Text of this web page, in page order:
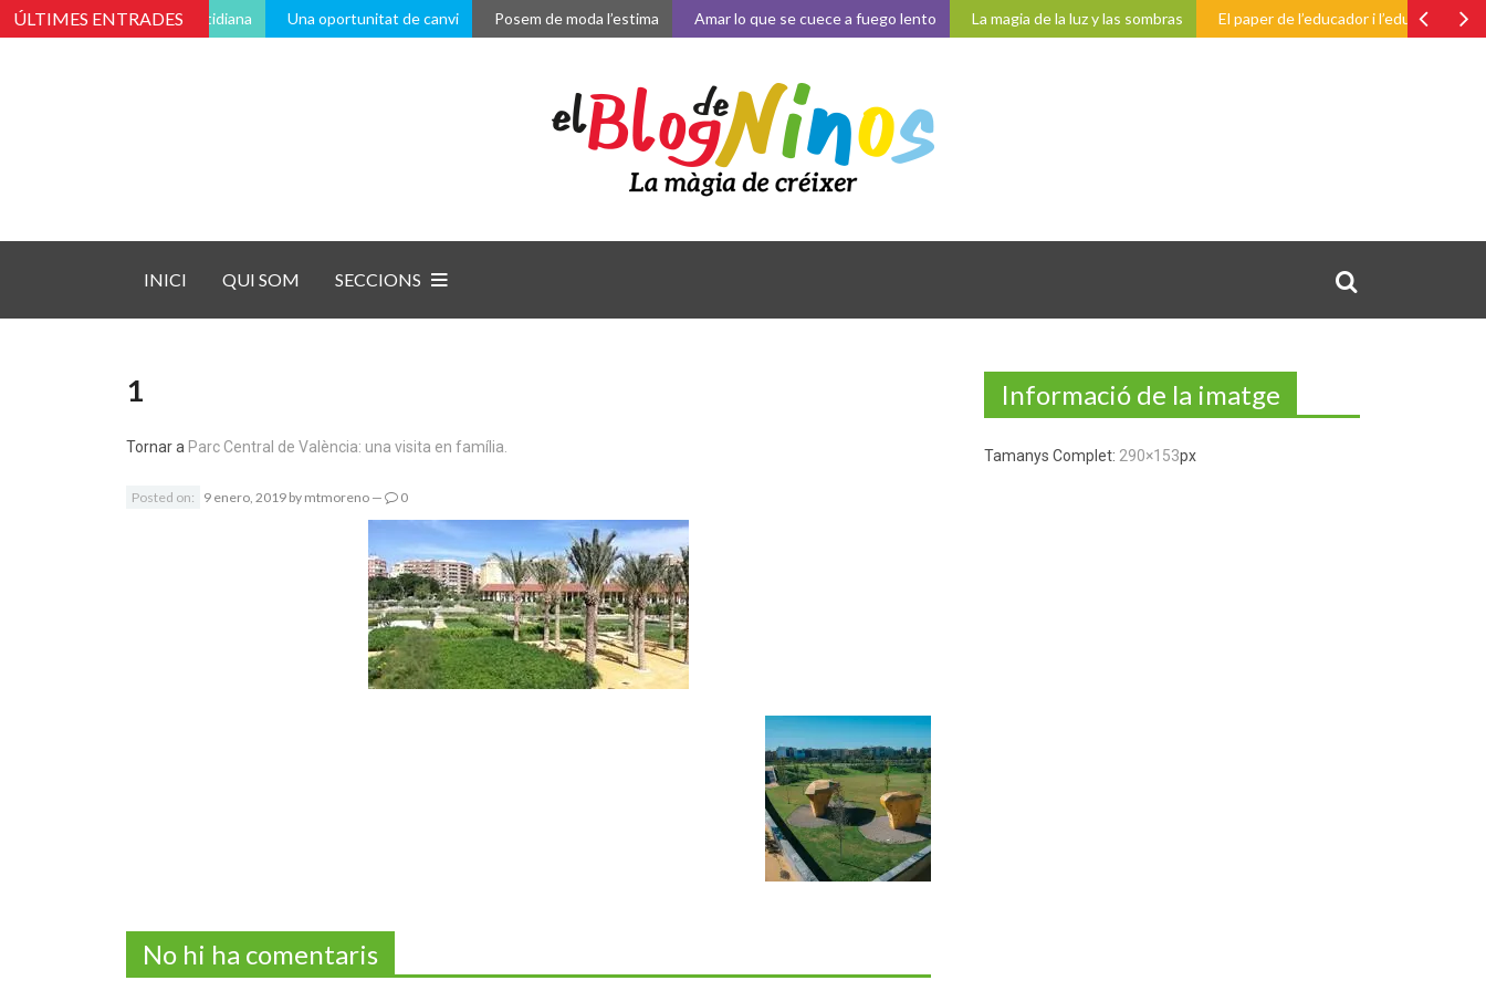
ÚLTIMES ENTRADES
de la vida pràctica i quotidiana Una oportunitat de canvi Posem de moda l’estima Amar lo que se cuece a fuego lento La magia de la luz y las sombras El paper de l’educador i l’educadora a
INICI QUI SOM SECCIONS
1
Tornar a Parc Central de València: una visita en família.
Posted on: 9 enero, 2019 by mtmoreno — 0
No hi ha comentaris
Informació de la imatge
Tamanys Complet: 290×153px